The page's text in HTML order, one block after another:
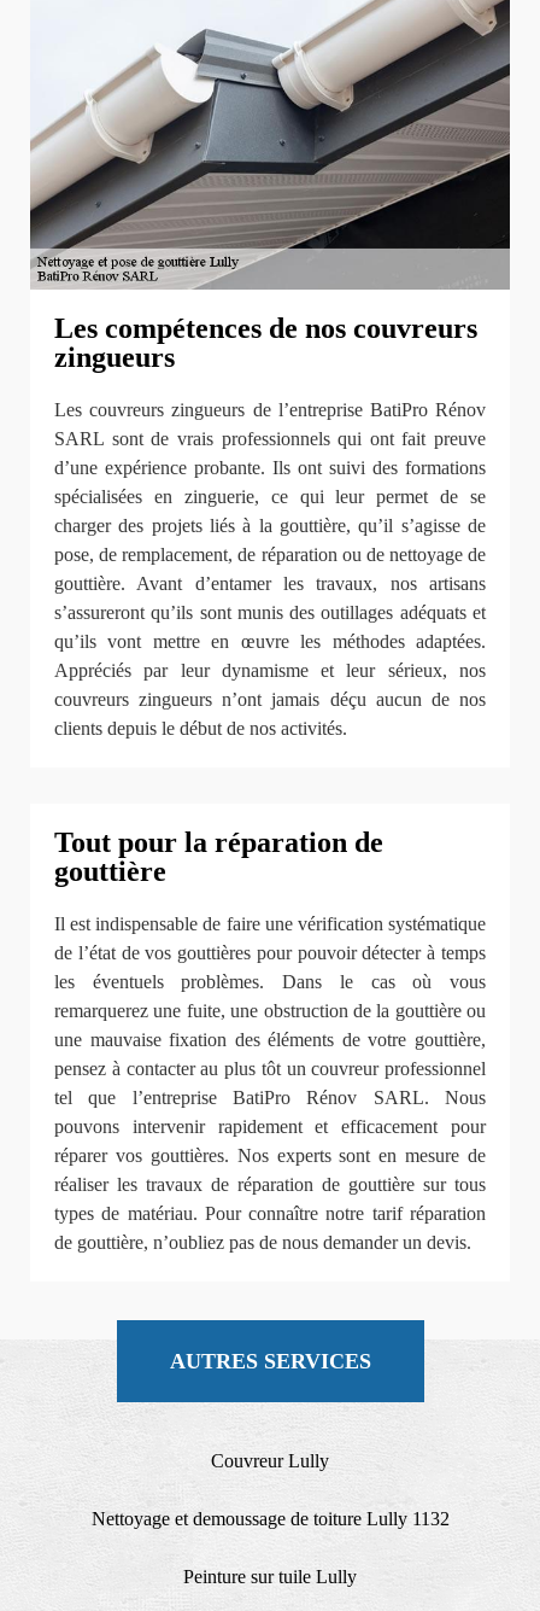
Les compétences de nos couvreurs
zingueurs
Les couvreurs zingueurs de l’entreprise BatiPro Rénov
SARL sont de vrais professionnels qui ont fait preuve
d’une expérience probante. Ils ont suivi des formations
spécialisées en zinguerie, ce qui leur permet de se
charger des projets liés à la gouttière, qu’il s’agisse de
pose, de remplacement, de réparation ou de nettoyage de
gouttière. Avant d’entamer les travaux, nos artisans
s’assureront qu’ils sont munis des outillages adéquats et
qu’ils vont mettre en œuvre les méthodes adaptées.
Appréciés par leur dynamisme et leur sérieux, nos
couvreurs zingueurs n’ont jamais déçu aucun de nos
clients depuis le début de nos activités.
Tout pour la réparation de
gouttière
Il est indispensable de faire une vérification systématique
de l’état de vos gouttières pour pouvoir détecter à temps
les éventuels problèmes. Dans le cas où vous
remarquerez une fuite, une obstruction de la gouttière ou
une mauvaise fixation des éléments de votre gouttière,
pensez à contacter au plus tôt un couvreur professionnel
tel que l’entreprise BatiPro Rénov SARL. Nous
pouvons intervenir rapidement et efficacement pour
réparer vos gouttières. Nos experts sont en mesure de
réaliser les travaux de réparation de gouttière sur tous
types de matériau. Pour connaître notre tarif réparation
de gouttière, n’oubliez pas de nous demander un devis.
AUTRES SERVICES
Couvreur Lully
Nettoyage et demoussage de toiture Lully 1132
Peinture sur tuile Lully